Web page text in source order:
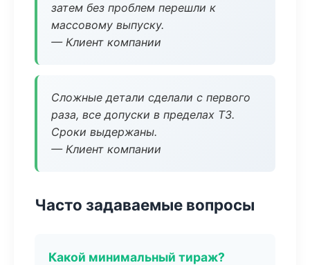
затем без проблем перешли к
массовому выпуску.
— Клиент компании
Сложные детали сделали с первого
раза, все допуски в пределах ТЗ.
Сроки выдержаны.
— Клиент компании
Часто задаваемые вопросы
Какой минимальный тираж?